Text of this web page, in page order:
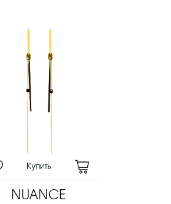
NUANCE